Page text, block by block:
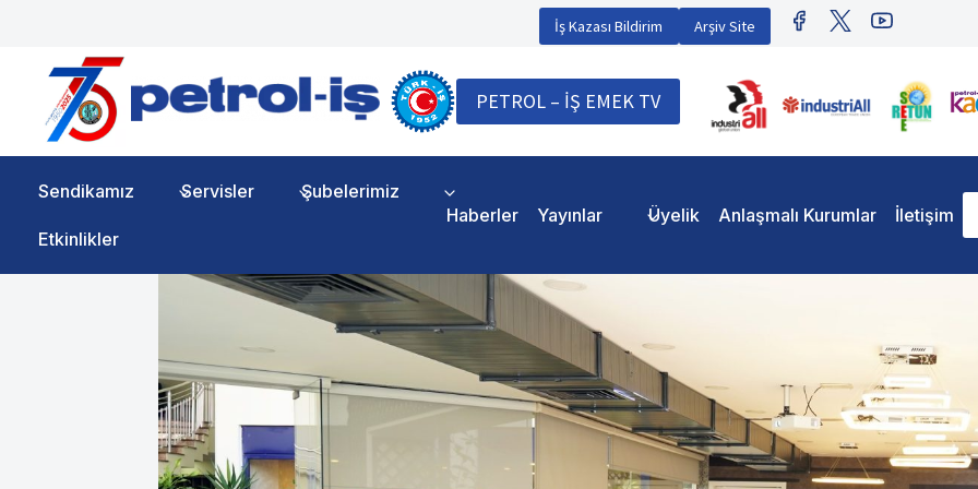
content
İş Kazası Bildirim Arşiv Site
PETROL – İŞ EMEK TV
Sendikamız Servisler Şubelerimiz
Etkinlikler
Haberler Yayınlar Üyelik Anlaşmalı Kurumlar İletişim